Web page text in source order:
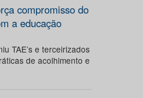
compromisso do
a educação
TAE’s e terceirizados
de acolhimento e